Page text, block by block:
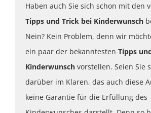
Haben auch Sie sich schon mit den
Tipps und Trick bei Kinderwunsch
Nein? Kein Problem, denn wir
ein paar der bekanntesten Tipps
Kinderwunsch vorstellen. Seien Sie
darüber im Klaren, das auch diese
keine Garantie für die Erfüllung des